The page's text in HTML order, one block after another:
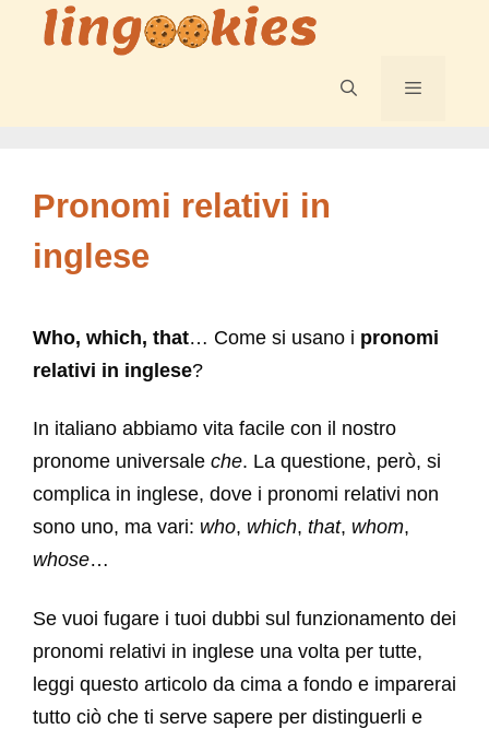
Pronomi relativi in
inglese
Who, which, that… Come si usano i pronomi
relativi in inglese?
In italiano abbiamo vita facile con il nostro
pronome universale che. La questione, però, si
complica in inglese, dove i pronomi relativi non
sono uno, ma vari: who, which, that, whom,
whose…
Se vuoi fugare i tuoi dubbi sul funzionamento dei
pronomi relativi in inglese una volta per tutte,
leggi questo articolo da cima a fondo e imparerai
tutto ciò che ti serve sapere per distinguerli e